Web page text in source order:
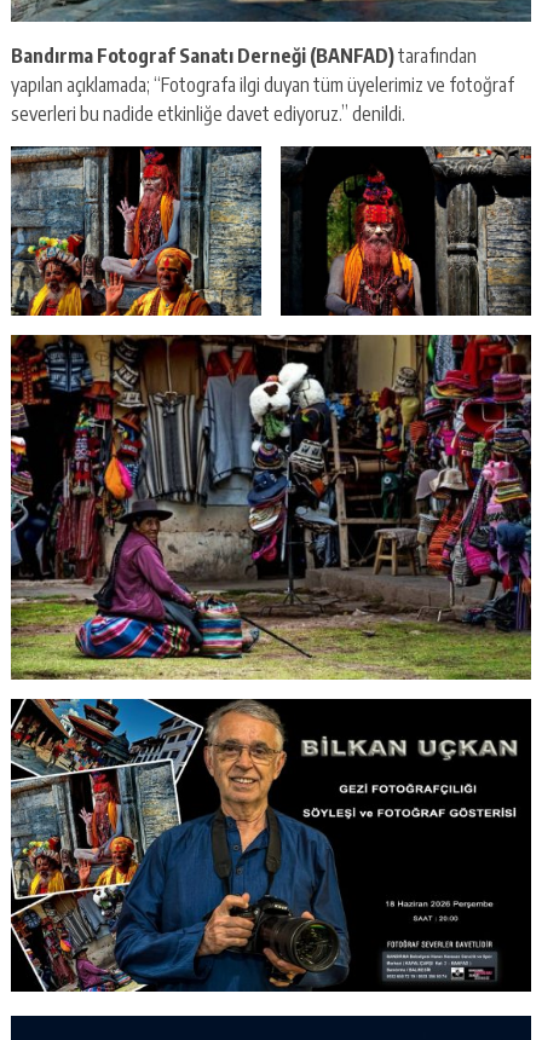
Bandırma Fotograf Sanatı Derneği (BANFAD)tarafından
yapılan açıklamada; “Fotografa ilgi duyan tüm üyelerimiz ve fotoğraf
severleri bu nadide etkinliğe davet ediyoruz.” denildi.